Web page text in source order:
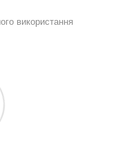
використання